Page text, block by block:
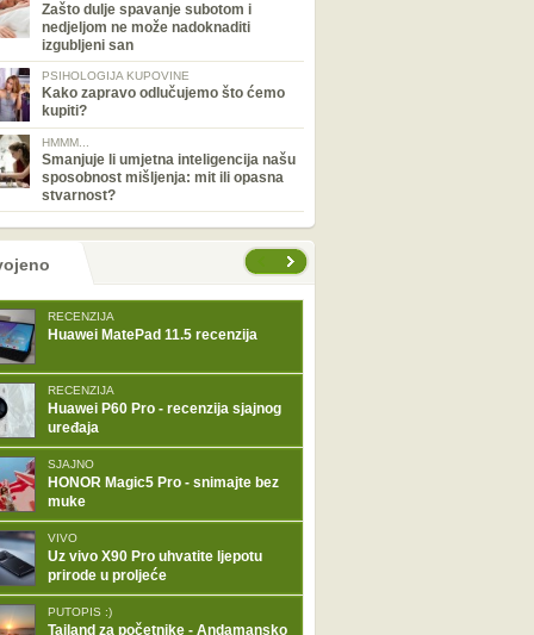
Zašto dulje spavanje subotom i
nedjeljom ne može nadoknaditi
izgubljeni san
PSIHOLOGIJA KUPOVINE
Kako zapravo odlučujemo što ćemo
kupiti?
HMMM...
Smanjuje li umjetna inteligencija našu
sposobnost mišljenja: mit ili opasna
stvarnost?
RECENZIJA
Huawei MatePad 11.5 recenzija
RECENZIJA
Huawei P60 Pro - recenzija sjajnog
uređaja
SJAJNO
HONOR Magic5 Pro - snimajte bez
muke
VIVO
Uz vivo X90 Pro uhvatite ljepotu
prirode u proljeće
PUTOPIS :)
Tajland za početnike - Andamansko